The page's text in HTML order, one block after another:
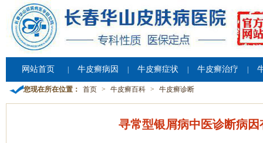
网站首页 牛皮癣病因 牛皮癣症状 牛皮癣治疗
您现在所在位置： 首页 > 牛皮癣百科 > 牛皮癣诊断
寻常型银屑病中医诊断病因